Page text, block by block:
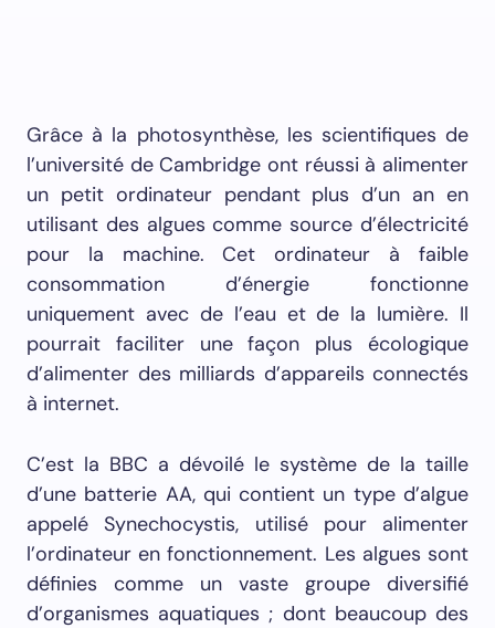
Grâce à la photosynthèse, les scientifiques de
l’université de Cambridge ont réussi à alimenter
un petit ordinateur pendant plus d’un an en
utilisant des algues comme source d’électricité
pour la machine. Cet ordinateur à faible
consommation d’énergie fonctionne
uniquement avec de l’eau et de la lumière. Il
pourrait faciliter une façon plus écologique
d’alimenter des milliards d’appareils connectés
à internet.
C’est la BBC a dévoilé le système de la taille
d’une batterie AA, qui contient un type d’algue
appelé Synechocystis, utilisé pour alimenter
l’ordinateur en fonctionnement. Les algues sont
définies comme un vaste groupe diversifié
d’organismes aquatiques ; dont beaucoup des